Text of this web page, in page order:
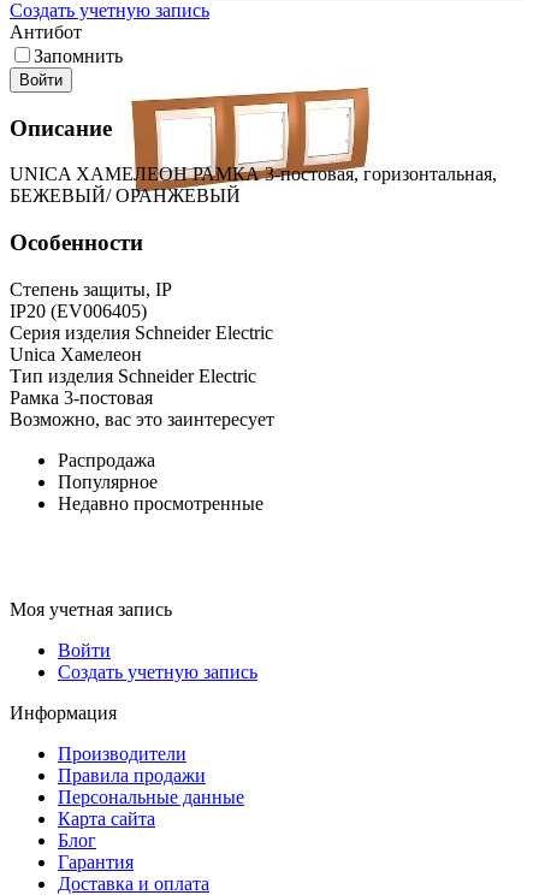
Создать учетную запись
Антибот
Запомнить
Войти
Описание
UNICA ХАМЕЛЕОН РАМКА 3-постовая, горизонтальная,
БЕЖЕВЫЙ/ ОРАНЖЕВЫЙ
Особенности
Степень защиты, IP
IP20 (EV006405)
Серия изделия Schneider Electric
Unica Хамелеон
Тип изделия Schneider Electric
Рамка 3-постовая
Возможно, вас это заинтересует
Распродажа
Популярное
Недавно просмотренные
Моя учетная запись
Войти
Создать учетную запись
Информация
Производители
Правила продажи
Персональные данные
Карта сайта
Блог
Гарантия
Доставка и оплата